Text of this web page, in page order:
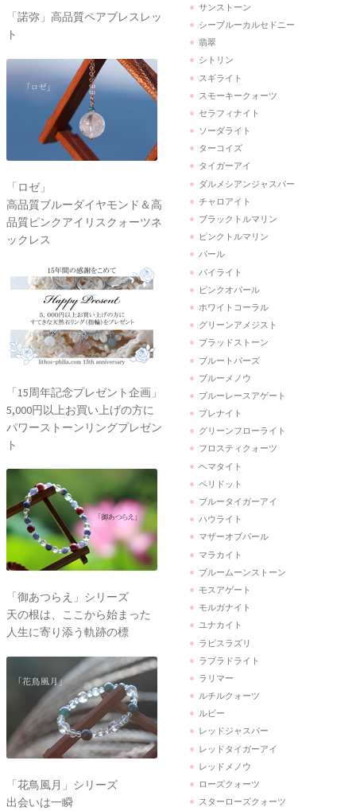
「諾弥」高品質ペアブレスレッ
ト
「ロゼ」
高品質ブルーダイヤモンド＆高
品質ピンクアイリスクォーツネ
ックレス
「15周年記念プレゼント企画」
5,000円以上お買い上げの方に
パワーストーンリングプレゼン
ト
「御あつらえ」シリーズ
天の根は、ここから始まった
人生に寄り添う軌跡の標
「花鳥風月」シリーズ
出会いは一瞬
サンストーン
シーブルーカルセドニー
翡翠
シトリン
スギライト
スモーキークォーツ
セラフィナイト
ソーダライト
ターコイズ
タイガーアイ
ダルメシアンジャスパー
チャロアイト
ブラックトルマリン
ピンクトルマリン
パール
パイライト
ピンクオパール
ホワイトコーラル
グリーンアメジスト
ブラッドストーン
ブルートパーズ
ブルーメノウ
ブルーレースアゲート
プレナイト
グリーンフローライト
フロスティクォーツ
ヘマタイト
ペリドット
ブルータイガーアイ
ハウライト
マザーオブパール
マラカイト
ブルームーンストーン
モスアゲート
モルガナイト
ユナカイト
ラピスラズリ
ラブラドライト
ラリマー
ルチルクォーツ
ルビー
レッドジャスパー
レッドタイガーアイ
レッドメノウ
ローズクォーツ
スターローズクォーツ